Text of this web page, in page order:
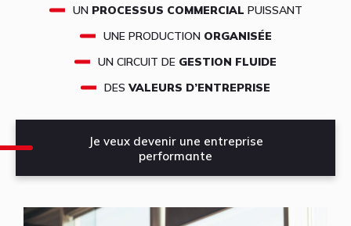
UN PROCESSUS COMMERCIAL PUISSANT
UNE PRODUCTION ORGANISÉE
UN CIRCUIT DE GESTION FLUIDE
DES VALEURS D’ENTREPRISE
Je veux devenir une entreprise
performante